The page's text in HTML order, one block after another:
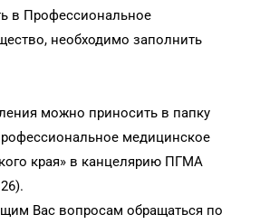
в Профессиональное
необходимо заполнить
можно приносить в папку
медицинское
края» в канцелярию ПГМА
Вас вопросам обращаться по